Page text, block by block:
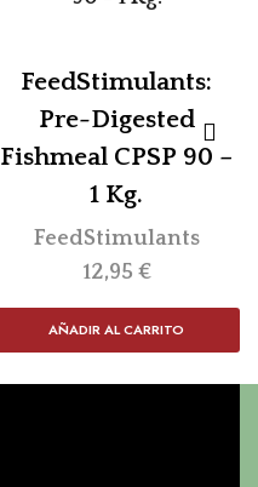
FeedStimulants:
Pre-Digested
Fishmeal CPSP 90 –
1 Kg.
FeedStimulants
12,95 €
AÑADIR AL CARRITO